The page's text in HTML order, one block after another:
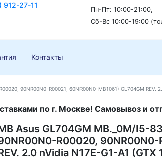
912-27-11
Пн-Пт: 10:00-21:00,
Сб-Вс 10:00-19:00
Контакты
90NR00N0-R00021, 60NR00N0-MB1061) GL704GM REV.
по г. Москве! Самовывоз и
Asus GL704GM MB._0M/I5-
R00020, 90NR00N0-
2.0 nVidia N17E-G1-A1 (GTX